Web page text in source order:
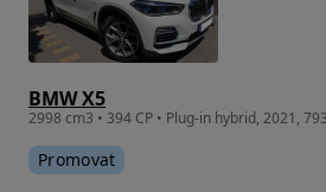
BMW X5
Promovat